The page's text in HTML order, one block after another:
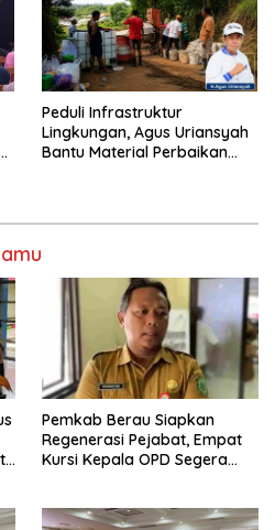
Peduli Infrastruktur
Lingkungan, Agus Uriansyah
Bantu Material Perbaikan
Pemkab Berau Siapkan
Regenerasi Pejabat, Empat
Kursi Kepala OPD Segera